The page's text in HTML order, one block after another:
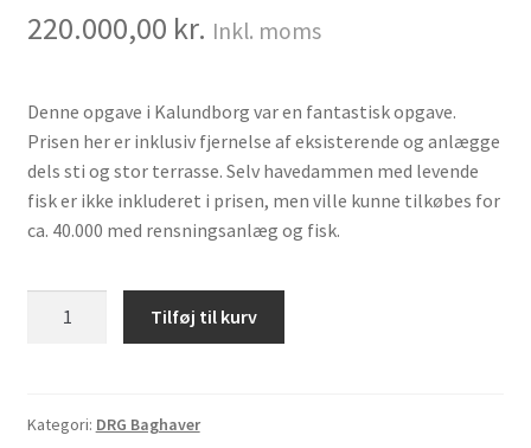
220.000,00 kr. Inkl. moms
Denne opgave i Kalundborg var en fantastisk opgave.
Prisen her er inklusiv fjernelse af eksisterende og anlægge
dels sti og stor terrasse. Selv havedammen med levende
fisk er ikke inkluderet i prisen, men ville kunne tilkøbes for
ca. 40.000 med rensningsanlæg og fisk.
Tilføj til kurv
Kategori: DRG Baghaver